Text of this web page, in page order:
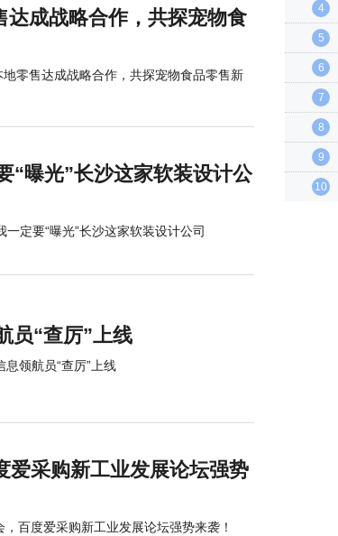
成战略合作，共探宠物食
零售达成战略合作，共探宠物食品零售新
“曝光”长沙这家软装设计公
定要“曝光”长沙这家软装设计公司
员“查厉”上线
领航员“查厉”上线
爱采购新工业发展论坛强势
百度爱采购新工业发展论坛强势来袭！
4
5
6
7
8
9
10